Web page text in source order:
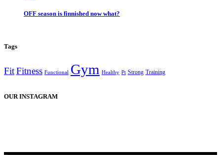
OFF season is finnished now what?
Tags
FitFitness Functional Gym Healthy Pt Strong Training
OUR INSTAGRAM